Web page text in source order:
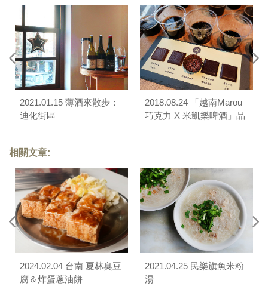
2021.01.15 薄酒來散步：
迪化街區
2018.08.24 「越南Marou
巧克力 X 米凱樂啤酒」品
相關文章:
2024.02.04 台南 夏林臭豆
腐＆炸蛋蔥油餅
2021.04.25 民樂旗魚米粉
湯